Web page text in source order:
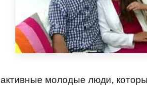
молодые люди,